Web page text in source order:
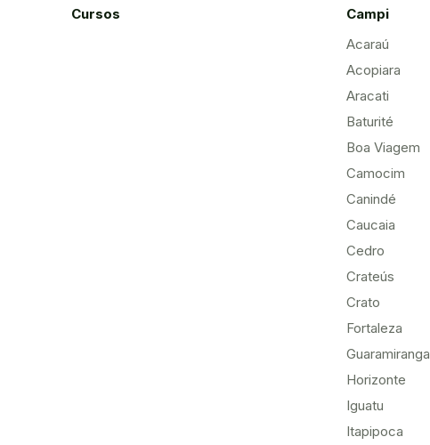
Cursos
Campi
Acaraú
Acopiara
Aracati
Baturité
Boa Viagem
Camocim
Canindé
Caucaia
Cedro
Crateús
Crato
Fortaleza
Guaramiranga
Horizonte
Iguatu
Itapipoca